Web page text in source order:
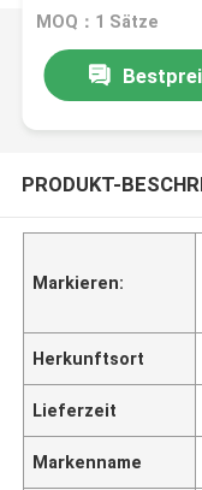
MOQ：1 Sätze
PRODUKT-
Markieren:
Herkunftsort
Lieferzeit
Markenname